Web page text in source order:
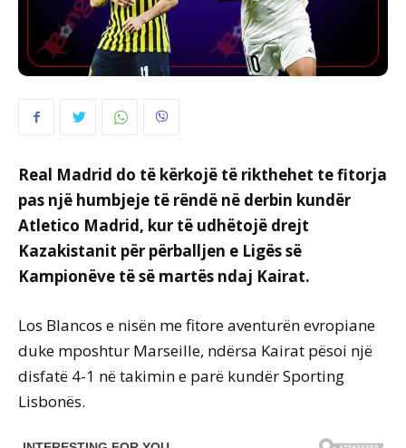
Real Madrid do të kërkojë të rikthehet te fitorja
pas një humbjeje të rëndë në derbin kundër
Atletico Madrid, kur të udhëtojë drejt
Kazakistanit për përballjen e Ligës së
Kampionëve të së martës ndaj Kairat.
Los Blancos e nisën me fitore aventurën evropiane
duke mposhtur Marseille, ndërsa Kairat pësoi një
disfatë 4-1 në takimin e parë kundër Sporting
Lisbonës.